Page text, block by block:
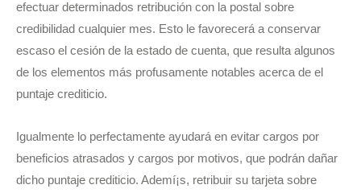
efectuar determinados retribución con la postal sobre
credibilidad cualquier mes. Esto le favorecerá a conservar
escaso el cesión de la estado de cuenta, que resulta algunos
de los elementos más profusamente notables acerca de el
puntaje crediticio.
Igualmente lo perfectamente ayudará en evitar cargos por
beneficios atrasados ​​y cargos por motivos, que podrán dañar
dicho puntaje crediticio. Ademí¡s, retribuir su tarjeta sobre